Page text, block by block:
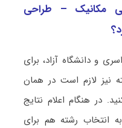
مکانیک – طراحی
و دانشگاه آزاد، برای
نیز لازم است در همان
در هنگام اعلام نتایج
انتخاب رشته هم برای